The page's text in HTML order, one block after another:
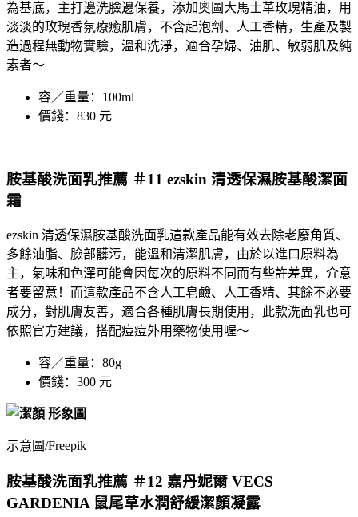
為基底，主打邊洗臉邊保養，添加奧圖大馬士革玫瑰精油，用
淡淡的玫瑰香氛療癒肌膚，不含起泡劑、人工香精，生產及製
造過程無動物實驗，溫和洗淨，適合孕婦、油肌、敏弱肌及純
素者～
容／重量：100ml
價錢：830 元
胺基酸洗面乳推薦 ＃11 ezskin 清透保濕胺基酸潔面
霜
ezskin 清透保濕胺基酸洗面乳這款產品能有效去除老廢角質、
多餘油脂、臉部髒污，能溫和清潔肌膚，由於以進口原料為
主，氣味和色澤可能會因每次的原料不同而有些許差異，介意
者要留意！而這款產品不含人工皂鹼、人工香精、其餘不必要
成分，對肌膚友善，適合各種肌膚長期使用，此款洗面乳也可
依照官方建議，搭配痘痘外用藥物使用喔～
容／重量：80g
價錢：300 元
示意圖/Freepik
胺基酸洗面乳推薦 ＃12 嘉丹妮爾 VECS
GARDENIA 鼠尾草水潤舒緩潔顏凝露